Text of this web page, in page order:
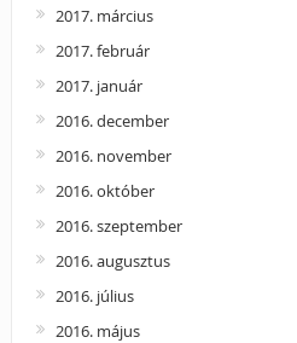
2017. március
2017. február
2017. január
2016. december
2016. november
2016. október
2016. szeptember
2016. augusztus
2016. július
2016. május